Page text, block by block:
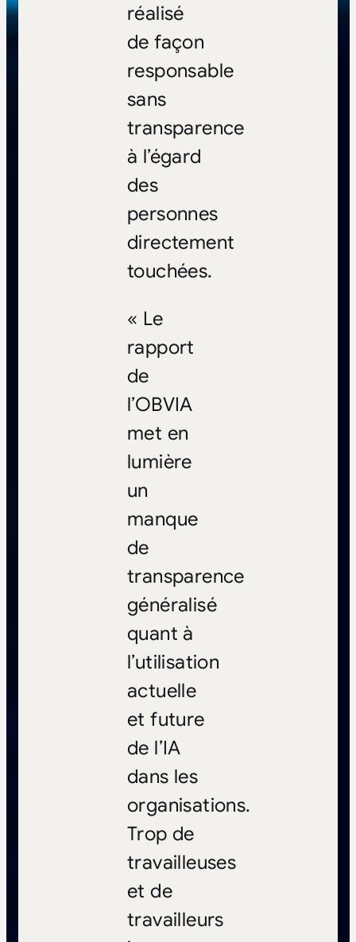
réalisé
de façon
responsable
sans
transparence
à l’égard
des
personnes
directement
touchées.
« Le
rapport
de
l’OBVIA
met en
lumière
un
manque
de
transparence
généralisé
quant à
l’utilisation
actuelle
et future
de l’IA
dans les
organisations.
Trop de
travailleuses
et de
travailleurs